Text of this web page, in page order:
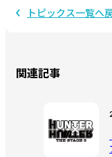
トピックス一覧へ
関連記事